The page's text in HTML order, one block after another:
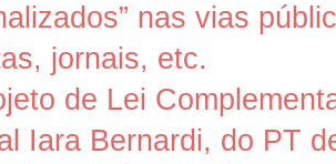
nas vias
jornais, etc.
de Lei
Iara Bernardi, do PT